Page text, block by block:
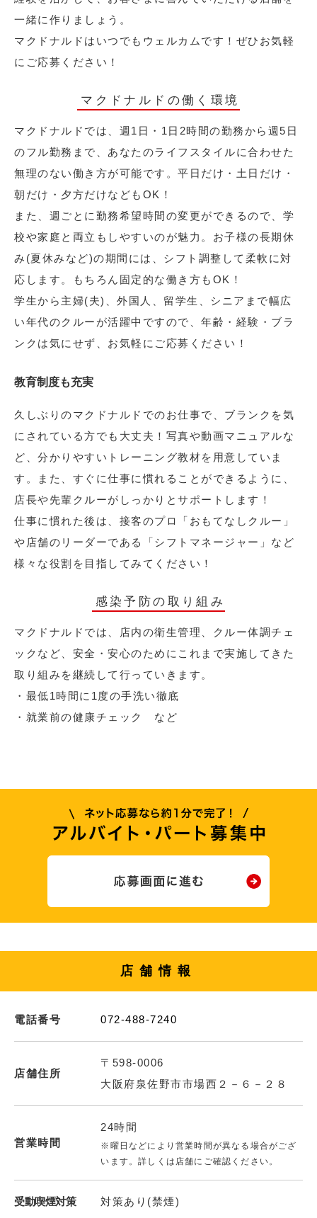
一緒に作りましょう。
マクドナルドはいつでもウェルカムです！ぜひお気軽
にご応募ください！
マクドナルドの働く環境
マクドナルドでは、週1日・1日2時間の勤務から週5日
のフル勤務まで、あなたのライフスタイルに合わせた
無理のない働き方が可能です。平日だけ・土日だけ・
朝だけ・夕方だけなどもOK！
また、週ごとに勤務希望時間の変更ができるので、学
校や家庭と両立もしやすいのが魅力。お子様の長期休
み(夏休みなど)の期間には、シフト調整して柔軟に対
応します。もちろん固定的な働き方もOK！
学生から主婦(夫)、外国人、留学生、シニアまで幅広
い年代のクルーが活躍中ですので、年齢・経験・ブラ
ンクは気にせず、お気軽にご応募ください！
教育制度も充実
久しぶりのマクドナルドでのお仕事で、ブランクを気
にされている方でも大丈夫！写真や動画マニュアルな
ど、分かりやすいトレーニング教材を用意していま
す。また、すぐに仕事に慣れることができるように、
店長や先輩クルーがしっかりとサポートします！
仕事に慣れた後は、接客のプロ「おもてなしクルー」
や店舗のリーダーである「シフトマネージャー」など
様々な役割を目指してみてください！
感染予防の取り組み
マクドナルドでは、店内の衛生管理、クルー体調チェ
ックなど、安全・安心のためにこれまで実施してきた
取り組みを継続して行っていきます。
・最低1時間に1度の手洗い徹底
・就業前の健康チェック など
店舗情報
電話番号 072-488-7240
店舗住所
〒598-0006
大阪府泉佐野市市場西２－６－２８
営業時間
24時間
※曜日などにより営業時間が異なる場合がござ
います。詳しくは店舗にご確認ください。
受動喫煙対策 対策あり(禁煙)